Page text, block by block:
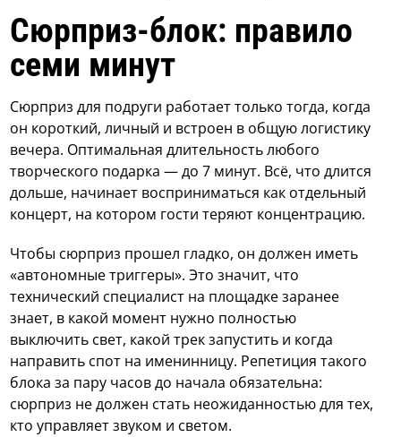
Сюрприз-блок: правило
семи минут
Сюрприз для подруги работает только тогда, когда
он короткий, личный и встроен в общую логистику
вечера. Оптимальная длительность любого
творческого подарка — до 7 минут. Всё, что длится
дольше, начинает восприниматься как отдельный
концерт, на котором гости теряют концентрацию.
Чтобы сюрприз прошел гладко, он должен иметь
«автономные триггеры». Это значит, что
технический специалист на площадке заранее
знает, в какой момент нужно полностью
выключить свет, какой трек запустить и когда
направить спот на именинницу. Репетиция такого
блока за пару часов до начала обязательна:
сюрприз не должен стать неожиданностью для тех,
кто управляет звуком и светом.